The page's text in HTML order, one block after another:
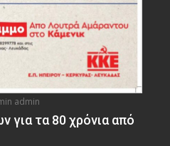
admin
για τα 80 χρόνια από